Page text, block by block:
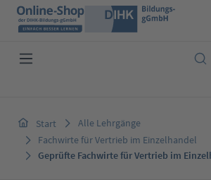
Zum Hauptinhalt springen
Start
Alle Lehrgänge
Fachwirte für Vertrieb im Einzelhandel
Geprüfte Fachwirte für Vertrieb im